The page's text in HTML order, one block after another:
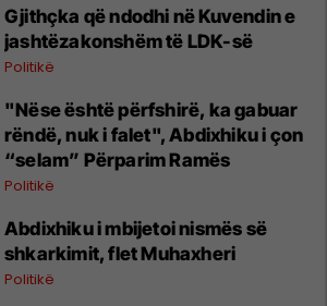
Gjithçka që ndodhi në Kuvendin e
jashtëzakonshëm të LDK-së
Politikë
"Nëse është përfshirë, ka gabuar
rëndë, nuk i falet", Abdixhiku i çon
“selam” Përparim Ramës
Politikë
Abdixhiku i mbijetoi nismës së
shkarkimit, flet Muhaxheri
Politikë